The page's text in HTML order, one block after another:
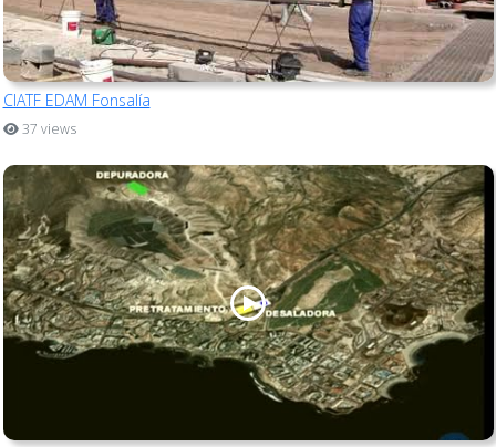
CIATF EDAM Fonsalía
37 views